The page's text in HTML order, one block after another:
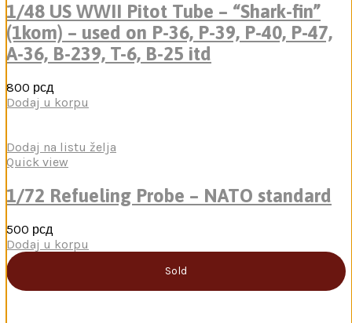
1/48 US WWII Pitot Tube – “Shark-fin”
(1kom) – used on P-36, P-39, P-40, P-47,
A-36, B-239, T-6, B-25 itd
800 рсд
Dodaj u korpu
Dodaj na listu želja
Quick view
1/72 Refueling Probe – NATO standard
500 рсд
Dodaj u korpu
Sold